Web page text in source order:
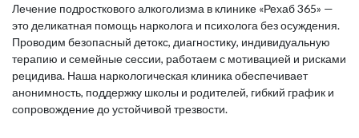
Лечение подросткового алкоголизма в клинике «Рехаб 365» —
это деликатная помощь нарколога и психолога без осуждения.
Проводим безопасный детокс, диагностику, индивидуальную
терапию и семейные сессии, работаем с мотивацией и рисками
рецидива. Наша наркологическая клиника обеспечивает
анонимность, поддержку школы и родителей, гибкий график и
сопровождение до устойчивой трезвости.